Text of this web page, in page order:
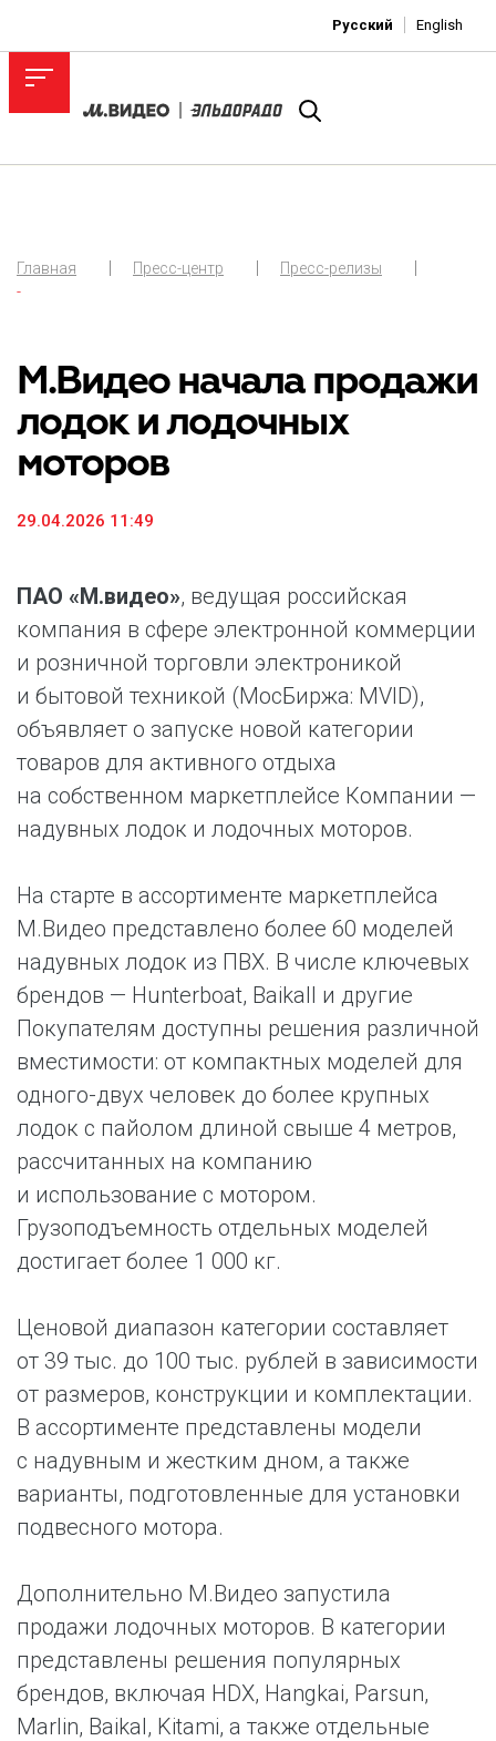
Русский English
Главная Пресс-центр
Пресс-релизы
-
М.Видео начала продажи
лодок и лодочных
моторов
29.04.2026 11:49
ПАО «М.видео», ведущая российская
компания в сфере электронной коммерции
и розничной торговли электроникой
и бытовой техникой (МосБиржа: MVID),
объявляет о запуске новой категории
товаров для активного отдыха
на собственном маркетплейсе Компании —
надувных лодок и лодочных моторов.
На старте в ассортименте маркетплейса
М.Видео представлено более 60 моделей
надувных лодок из ПВХ. В числе ключевых
брендов — Hunterboat, Baikall и другие
Покупателям доступны решения различной
вместимости: от компактных моделей для
одного-двух человек до более крупных
лодок c пайолом длиной свыше 4 метров,
рассчитанных на компанию
и использование с мотором.
Грузоподъемность отдельных моделей
достигает более 1 000 кг.
Ценовой диапазон категории составляет
от 39 тыс. до 100 тыс. рублей в зависимости
от размеров, конструкции и комплектации.
В ассортименте представлены модели
с надувным и жестким дном, а также
варианты, подготовленные для установки
подвесного мотора.
Дополнительно М.Видео запустила
продажи лодочных моторов. В категории
представлены решения популярных
брендов, включая HDX, Hangkai, Parsun,
Marlin, Baikal, Kitami, а также отдельные